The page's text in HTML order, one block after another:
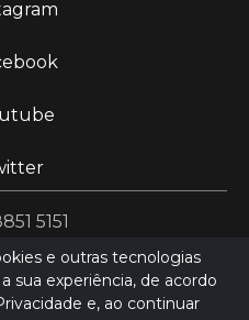
5151
e outras tecnologias
sua experiência, de acordo
e, ao continuar